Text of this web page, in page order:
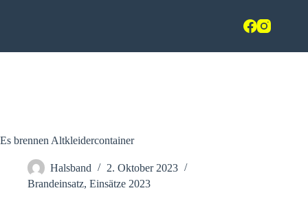
Es brennen Altkleidercontainer
Halsband
2. Oktober 2023
Brandeinsatz, Einsätze 2023